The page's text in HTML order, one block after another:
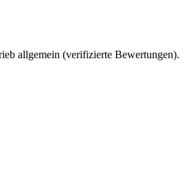
allgemein (verifizierte Bewertungen).